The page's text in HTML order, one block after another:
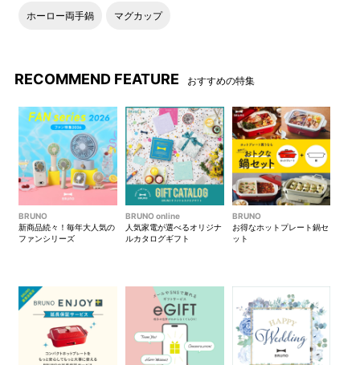
ホーロー両手鍋 マグカップ
RECOMMEND FEATURE おすすめの特集
BRUNO
新商品続々！毎年大人気の
ファンシリーズ
BRUNO online
人気家電が選べるオリジナ
ルカタログギフト
BRUNO
お得なホットプレート鍋セ
ット